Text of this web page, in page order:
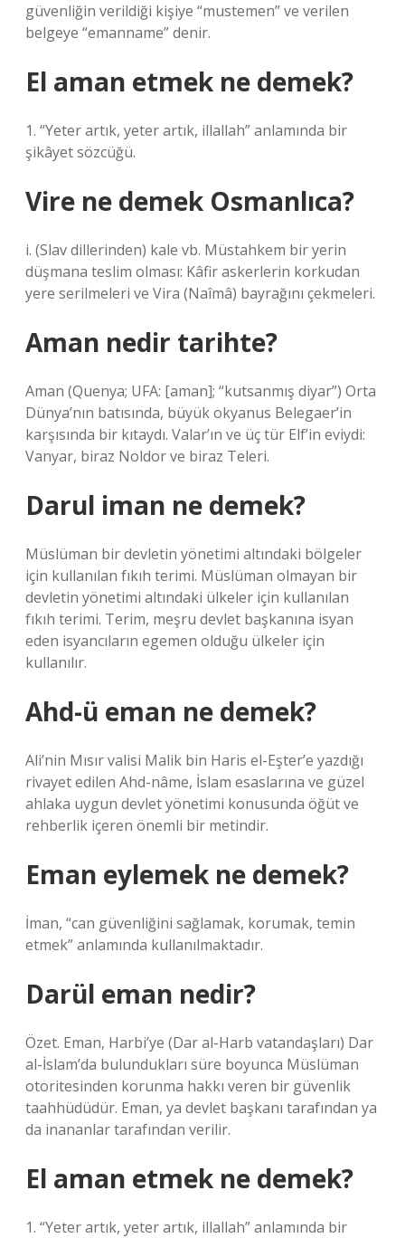
güvenliğin verildiği kişiye “mustemen” ve verilen
belgeye “emanname” denir.
El aman etmek ne demek?
1. “Yeter artık, yeter artık, illallah” anlamında bir
şikâyet sözcüğü.
Vire ne demek Osmanlıca?
i. (Slav dillerinden) kale vb. Müstahkem bir yerin
düşmana teslim olması: Kâfir askerlerin korkudan
yere serilmeleri ve Vira (Naîmâ) bayrağını çekmeleri.
Aman nedir tarihte?
Aman (Quenya; UFA: [aman]; “kutsanmış diyar”) Orta
Dünya’nın batısında, büyük okyanus Belegaer’in
karşısında bir kıtaydı. Valar’ın ve üç tür Elf’in eviydi:
Vanyar, biraz Noldor ve biraz Teleri.
Darul iman ne demek?
Müslüman bir devletin yönetimi altındaki bölgeler
için kullanılan fıkıh terimi. Müslüman olmayan bir
devletin yönetimi altındaki ülkeler için kullanılan
fıkıh terimi. Terim, meşru devlet başkanına isyan
eden isyancıların egemen olduğu ülkeler için
kullanılır.
Ahd-ü eman ne demek?
Ali’nin Mısır valisi Malik bin Haris el-Eşter’e yazdığı
rivayet edilen Ahd-nâme, İslam esaslarına ve güzel
ahlaka uygun devlet yönetimi konusunda öğüt ve
rehberlik içeren önemli bir metindir.
Eman eylemek ne demek?
İman, “can güvenliğini sağlamak, korumak, temin
etmek” anlamında kullanılmaktadır.
Darül eman nedir?
Özet. Eman, Harbi’ye (Dar al-Harb vatandaşları) Dar
al-İslam’da bulundukları süre boyunca Müslüman
otoritesinden korunma hakkı veren bir güvenlik
taahhüdüdür. Eman, ya devlet başkanı tarafından ya
da inananlar tarafından verilir.
El aman etmek ne demek?
1. “Yeter artık, yeter artık, illallah” anlamında bir